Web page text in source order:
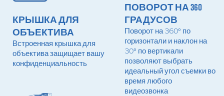
КРЫШКА ДЛЯ
ОБЪЕКТИВА
Встроенная крышка для
объектива защищает вашу
конфиденциальность
ПОВОРОТ НА 360
ГРАДУСОВ
Поворот на 360° по
горизонтали и наклон на
30° по вертикали
позволяют выбрать
идеальный угол съемки во
время любого
видеозвонка